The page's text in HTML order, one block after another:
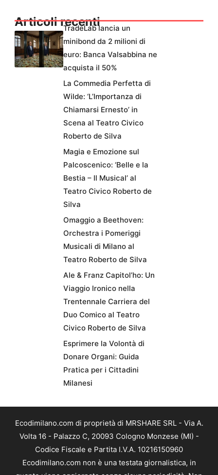
Articoli recenti
TradeLab lancia un
minibond da 2 milioni di
euro: Banca Valsabbina ne
acquista il 50%
La Commedia Perfetta di
Wilde: ‘L’Importanza di
Chiamarsi Ernesto’ in
Scena al Teatro Civico
Roberto de Silva
Magia e Emozione sul
Palcoscenico: ‘Belle e la
Bestia – Il Musical’ al
Teatro Civico Roberto de
Silva
Omaggio a Beethoven:
Orchestra i Pomeriggi
Musicali di Milano al
Teatro Roberto de Silva
Ale & Franz Capitol’ho: Un
Viaggio Ironico nella
Trentennale Carriera del
Duo Comico al Teatro
Civico Roberto de Silva
Esprimere la Volontà di
Donare Organi: Guida
Pratica per i Cittadini
Milanesi
Ecodimilano.com di proprietà di MRSHARE SRL - Via A.
Volta 16 - Palazzo C, 20093 Cologno Monzese (MI) -
Codice Fiscale e Partita I.V.A. 10216150960
Ecodimilano.com non è una testata giornalistica, in